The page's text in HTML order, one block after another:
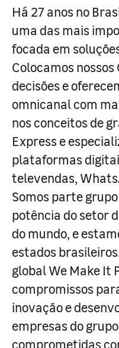
Há 27 anos no
uma das mais
focada em
Colocamos
decisões e
omnicanal com
nos conceitos de
Express e
plataformas
televendas,
Somos parte
potência do setor
do mundo, e
estados
global We Make It
compromissos
inovação e
empresas do grupo
comprometidas